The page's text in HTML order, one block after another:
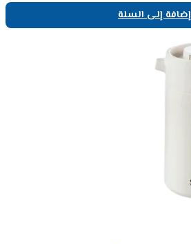
إضافة إلى السلة